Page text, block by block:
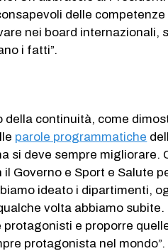
delle competenze
nei board internazionali,
i fatti”.
della continuità, come
parole programmatiche
si deve sempre migliorare.
Governo e Sport e Salute
ideato i dipartimenti,
volta abbiamo subite.
e proporre
protagonista nel mondo”.